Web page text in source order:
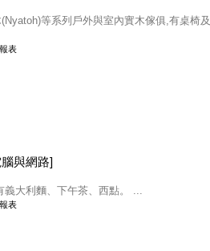
等系列戶外與室內實木傢俱,有桌椅及
表
與網路]
大利麵、下午茶、西點。 ...
表